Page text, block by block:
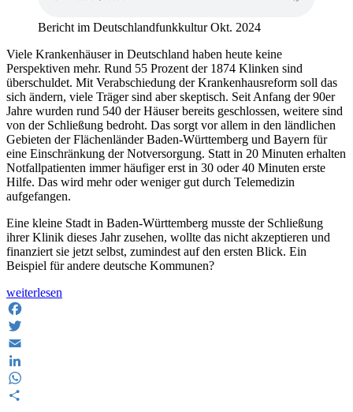
Bericht im Deutschlandfunkkultur Okt. 2024
Viele Krankenhäuser in Deutschland haben heute keine
Perspektiven mehr. Rund 55 Prozent der 1874 Klinken sind
überschuldet. Mit Verabschiedung der Krankenhausreform soll das
sich ändern, viele Träger sind aber skeptisch. Seit Anfang der 90er
Jahre wurden rund 540 der Häuser bereits geschlossen, weitere sind
von der Schließung bedroht. Das sorgt vor allem in den ländlichen
Gebieten der Flächenländer Baden-Württemberg und Bayern für
eine Einschränkung der Notversorgung. Statt in 20 Minuten erhalten
Notfallpatienten immer häufiger erst in 30 oder 40 Minuten erste
Hilfe. Das wird mehr oder weniger gut durch Telemedizin
aufgefangen.
Eine kleine Stadt in Baden-Württemberg musste der Schließung
ihrer Klinik dieses Jahr zusehen, wollte das nicht akzeptieren und
finanziert sie jetzt selbst, zumindest auf den ersten Blick. Ein
Beispiel für andere deutsche Kommunen?
„Wiedereröffnung
der
Rotkreuzklinik
Wertheim
als
Bürgerspital“
weiterlesen
Facebook
Twitter
Email
LinkedIn
WhatsApp